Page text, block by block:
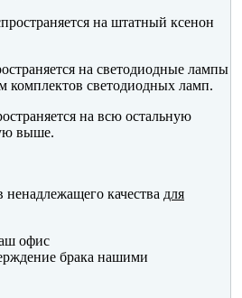
на штатный ксенон
на светодиодные лампы
комплектов светодиодных ламп.
на всю остальную
выше.
качества для
офис
брака нашими